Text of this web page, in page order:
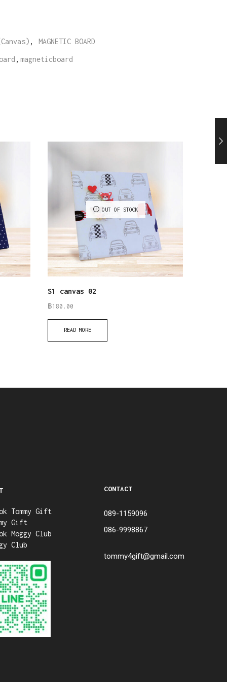
, MAGNETIC BOARD
, magneticboard
OUT OF STOCK
S1 canvas 02
฿180.00
READ MORE
Tommy Gift
Gift
Moggy Club
Club
CONTACT
089-1159096
086-9998867
tommy4gift@gmail.com